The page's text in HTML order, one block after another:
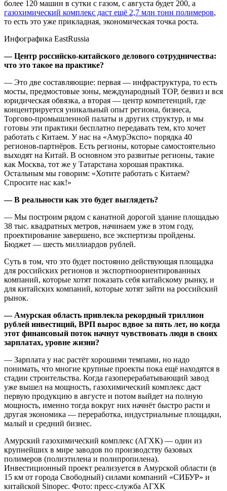
более 120 машин в сутки с газом, с августа будет 200, а
газохимический комплекс даст ещё 2,7 млн тонн полимеров,
то есть это уже прикладная, экономическая точка роста.
Инфографика EastRussia
— Центр российско-китайского делового сотрудничества:
что это такое на практике?
— Это две составляющие: первая — инфраструктура, то есть
мосты, предмостовые зоны, международный ТОР, безвиз и вся
юридическая обвязка, а вторая — центр компетенций, где
концентрируется уникальный опыт региона, бизнеса,
Торгово-промышленной палаты и других структур, и мы
готовы эти практики бесплатно передавать тем, кто хочет
работать с Китаем. У нас на «АмурЭкспо» порядка 40
регионов-партнёров. Есть регионы, которые самостоятельно
выходят на Китай. В основном это развитые регионы, такие
как Москва, тот же у Татарстана хорошая практика.
Остальным мы говорим: «Хотите работать с Китаем?
Спросите нас как!»
— В реальности как это будет выглядеть?
— Мы построим рядом с канатной дорогой здание площадью
38 тыс. квадратных метров, начинаем уже в этом году,
проектирование завершено, все экспертизы пройдены.
Бюджет — шесть миллиардов рублей.
Суть в том, что это будет постоянно действующая площадка
для российских регионов и экспортноориентированных
компаний, которые хотят показать себя китайскому рынку, и
для китайских компаний, которые хотят зайти на российский
рынок.
— Амурская область привлекла рекордный триллион
рублей инвестиций, ВРП вырос вдвое за пять лет, но когда
этот финансовый поток начнут чувствовать люди в своих
зарплатах, уровне жизни?
— Зарплата у нас растёт хорошими темпами, но надо
понимать, что многие крупные проекты пока ещё находятся в
стадии строительства. Когда газоперерабатывающий завод
уже вышел на мощность, газохимический комплекс даст
первую продукцию в августе и потом выйдет на полную
мощность, именно тогда вокруг них начнёт быстро расти и
другая экономика — переработка, индустриальные площадки,
малый и средний бизнес.
Амурский газохимический комплекс (АГХК) — один из
крупнейших в мире заводов по производству базовых
полимеров (полиэтилена и полипропилена).
Инвестиционный проект реализуется в Амурской области (в
15 км от города Свободный) силами компаний «СИБУР» и
китайской Sinopec. Фото: пресс-служба АГХК